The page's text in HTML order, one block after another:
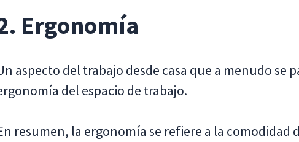
Ergonomía
aspecto del trabajo desde casa que a menudo se
del espacio de trabajo.
resumen, la ergonomía se refiere a la comodidad